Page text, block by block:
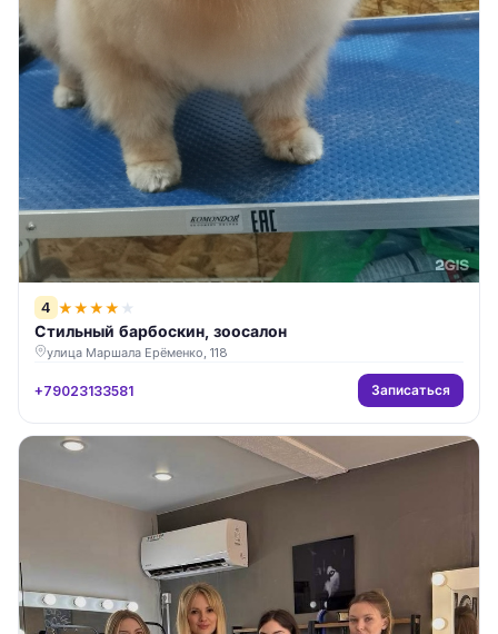
4 ★★★★ ★
Стильный барбоскин, зоосалон
улица Маршала Ерёменко, 118
+79023133581 Записаться